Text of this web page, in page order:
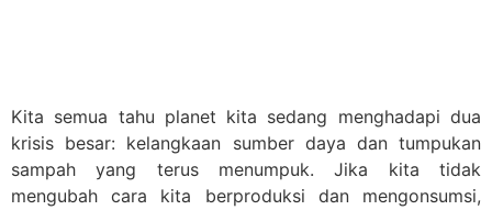
Kita semua tahu planet kita sedang menghadapi dua
krisis besar: kelangkaan sumber daya dan tumpukan
sampah yang terus menumpuk. Jika kita tidak
mengubah cara kita berproduksi dan mengonsumsi,